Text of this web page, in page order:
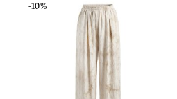
-10%